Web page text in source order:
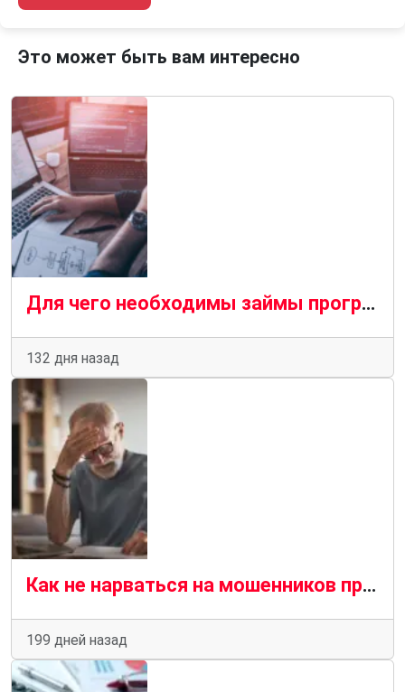
Это может быть вам интересно
Для чего необходимы займы программистам и работникам IT
132 дня назад
Как не нарваться на мошенников при оформлении займа
199 дней назад